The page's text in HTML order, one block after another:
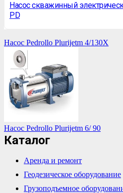
Насос скважинный
PD
Насос Pedrollo Plurijetm 4/130X
Насос Pedrollo Plurijetm 6/ 90
Каталог
Аренда и ремонт
Геодезическое оборудование
Грузоподъемное